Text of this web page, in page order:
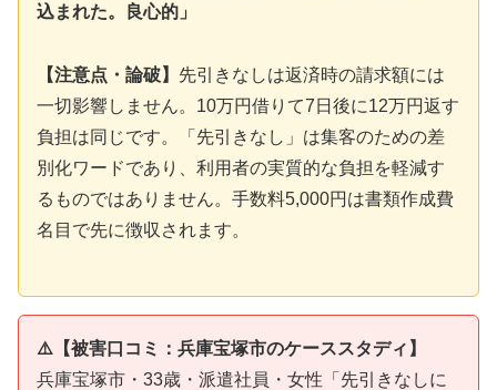
込まれた。良心的」
【注意点・論破】 先引きなしは返済時の請求額には
一切影響しません。10万円借りて7日後に12万円返す
負担は同じです。「先引きなし」は集客のための差
別化ワードであり、利用者の実質的な負担を軽減す
るものではありません。手数料5,000円は書類作成費
名目で先に徴収されます。
⚠️【被害口コミ：兵庫宝塚市のケーススタディ】
兵庫宝塚市・33歳・派遣社員・女性「先引きなしに